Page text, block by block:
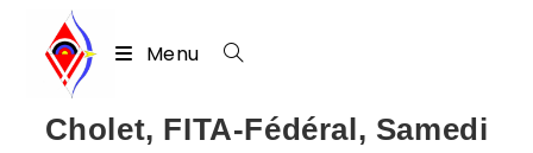
Menu
Cholet, FITA-Fédéral, Samedi